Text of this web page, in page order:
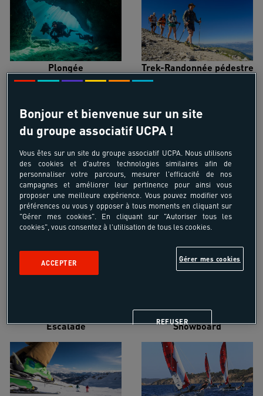
Plongée Trek-Randonnée pédestre
Surf Kitesurf
Escalade Snowboard
Bonjour et bienvenue sur un site
du groupe associatif UCPA !
Vous êtes sur un site du groupe associatif UCPA. Nous utilisons
des cookies et d'autres technologies similaires afin de
personnaliser votre parcours, mesurer l'efficacité de nos
campagnes et améliorer leur pertinence pour ainsi vous
proposer une meilleure expérience. Vous pouvez modifier vos
préférences ou vous y opposer à tous moments en cliquant sur
"Gérer mes cookies". En cliquant sur "Autoriser tous les
cookies", vous consentez à l'utilisation de tous les cookies.
Gérer mes cookies
REFUSER
ACCEPTER